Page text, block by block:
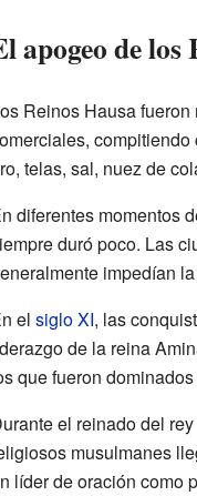
apogeo de los
Reinos Hausa
compitiendo
telas, sal, nuez de
diferentes momentos
duró poco. Las
impedían
el siglo XI, las
de la reina
que fueron
el reinado del
musulmanes
líder de oración como